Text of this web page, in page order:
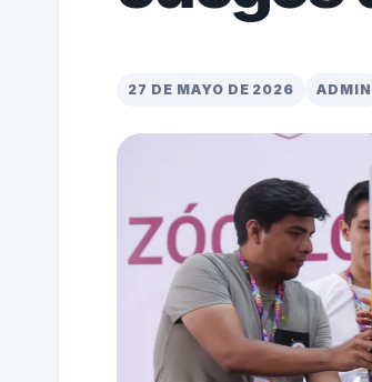
27 DE MAYO DE 2026 ADMIN